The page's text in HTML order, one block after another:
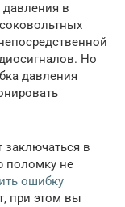
давления в
Но
давления
в
поломку не
ошибку
при этом вы